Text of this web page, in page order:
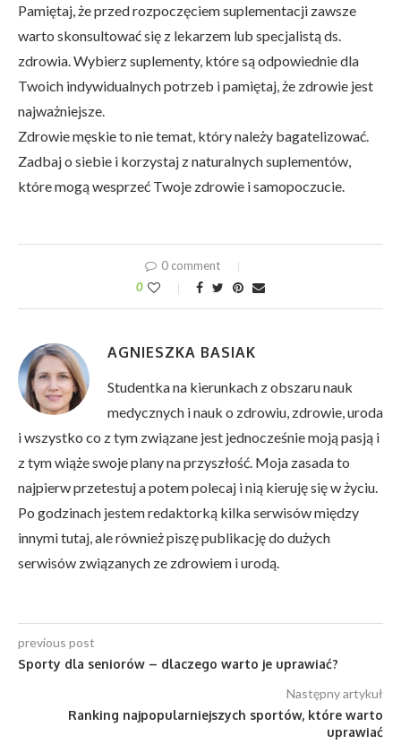
Pamiętaj, że przed rozpoczęciem suplementacji zawsze
warto skonsultować się z lekarzem lub specjalistą ds.
zdrowia. Wybierz suplementy, które są odpowiednie dla
Twoich indywidualnych potrzeb i pamiętaj, że zdrowie jest
najważniejsze.
Zdrowie męskie to nie temat, który należy bagatelizować.
Zadbaj o siebie i korzystaj z naturalnych suplementów,
które mogą wesprzeć Twoje zdrowie i samopoczucie.
0 comment
0
AGNIESZKA BASIAK
Studentka na kierunkach z obszaru nauk
medycznych i nauk o zdrowiu, zdrowie, uroda
i wszystko co z tym związane jest jednocześnie moją pasją i
z tym wiąże swoje plany na przyszłość. Moja zasada to
najpierw przetestuj a potem polecaj i nią kieruję się w życiu.
Po godzinach jestem redaktorką kilka serwisów między
innymi tutaj, ale również piszę publikację do dużych
serwisów związanych ze zdrowiem i urodą.
previous post
Sporty dla seniorów – dlaczego warto je uprawiać?
Następny artykuł
Ranking najpopularniejszych sportów, które warto
uprawiać